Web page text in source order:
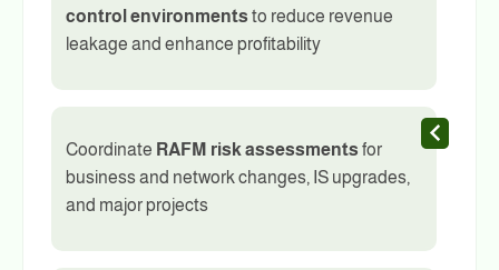
control environments to reduce revenue
leakage and enhance profitability
Coordinate RAFM risk assessments for
business and network changes, IS upgrades,
and major projects